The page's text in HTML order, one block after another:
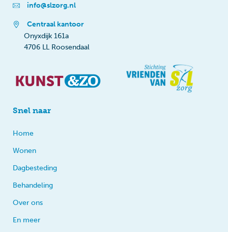
info@slzorg.nl
Centraal kantoor
Onyxdijk 161a
4706 LL Roosendaal
Snel naar
Home
Wonen
Dagbesteding
Behandeling
Over ons
En meer